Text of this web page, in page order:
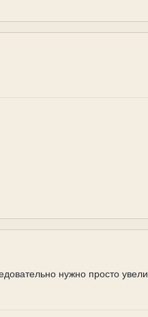
нужно просто